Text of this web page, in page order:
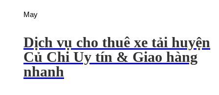
May
Dịch vụ cho thuê xe tải huyện
Củ Chi Uy tín & Giao hàng
nhanh